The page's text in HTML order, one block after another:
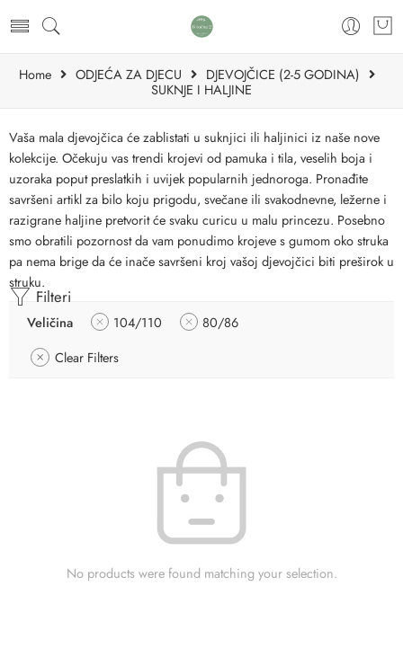
Home ODJEĆA ZA DJECU
DJEVOJČICE (2-5 GODINA)
SUKNJE I HALJINE
Vaša mala djevojčica će zablistati u suknjici ili haljinici iz naše nove
kolekcije. Očekuju vas trendi krojevi od pamuka i tila, veselih boja i
uzoraka poput preslatkih i uvijek popularnih jednoroga. Pronađite
savršeni artikl za bilo koju prigodu, svečane ili svakodnevne, ležerne i
razigrane haljine pretvorit će svaku curicu u malu princezu. Posebno
smo obratili pozornost da vam ponudimo krojeve s gumom oko struka
pa nema brige da će inače savršeni kroj vašoj djevojčici biti preširok u
struku.
Filteri
Veličina 104/110
80/86
Clear Filters
No products were found matching your selection.